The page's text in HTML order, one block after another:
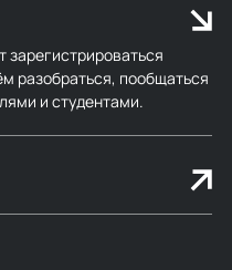
зарегистрироваться
разобраться, пообщаться
и студентами.